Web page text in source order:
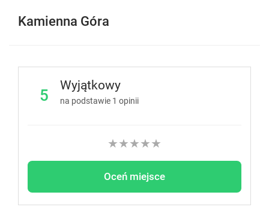
Kamienna Góra
5
Wyjątkowy
na podstawie 1 opinii
★
★
★
★
★
Oceń miejsce